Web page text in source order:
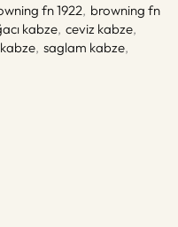
fn 1922, browning fn
kabze, ceviz kabze,
, saglam kabze,